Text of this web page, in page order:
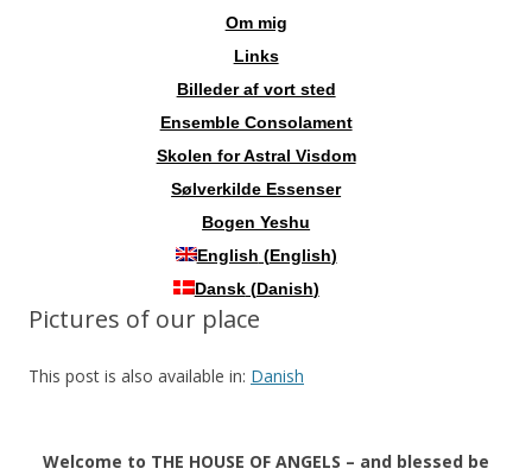
Om mig
Links
Billeder af vort sted
Ensemble Consolament
Skolen for Astral Visdom
Sølverkilde Essenser
Bogen Yeshu
English (English)
Dansk(Danish)
Pictures of our place
This post is also available in: Danish
Welcome to THE HOUSE OF ANGELS – and blessed be